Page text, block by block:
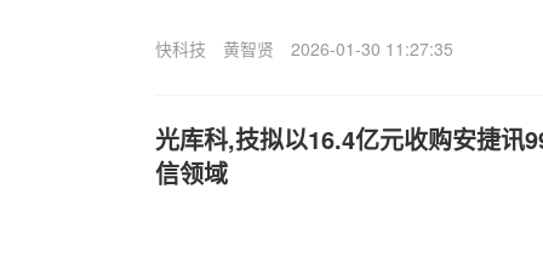
快科技 黄智贤 2026-01-30 11:27:35
光库科,技拟以16.4亿元收购安捷讯
信领域